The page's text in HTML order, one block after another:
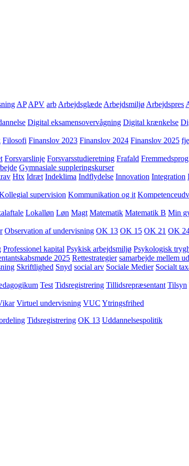
AP APV arb Arbejdsglæde Arbejdsmiljø Arbejdspres
Digital eksamensovervågning Digital krænkelse
Filosofi Finanslov 2023 Finanslov 2024 Finanslov 2025
Forsvarslinje Forsvarsstudieretning Frafald Fremmedsprog
Gymnasiale suppleringskurser
Htx Idræt Indeklima Indflydelse Innovation Integration
supervision Kommunikation og it
Lokalløn Løn Magt Matematik Matematik B Min
Observation af undervisning OK 13 OK 15 OK 21 OK
Professionel kapital Psykisk arbejdsmiljø Psykologisk
2025 Rettestrategier samarbejde mellem
Skriftlighed Snyd social arv Sociale Medier Socialt
Test Tidsregistrering Tillidsrepræsentant Tilsyn
Virtuel undervisning VUC Ytringsfrihed
Tidsregistrering OK 13 Uddannelsespolitik